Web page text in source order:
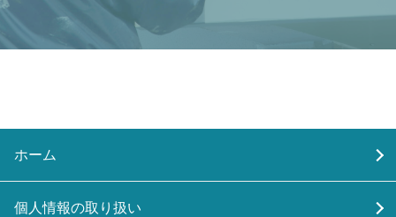
ホーム
個人情報の取り扱い